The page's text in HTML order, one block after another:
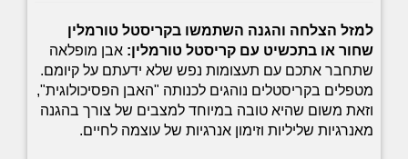
למזל הצלחה והגנה השתמשו בקריסטל טורמלין
שחור או בתכשיט עם קריסטל טורמלין: אבן מופלאה
שתחבר אתכם עם תעצומות נפש שלא ידעתם על קיומם.
מטפלים בקריסטלים נוהגים לכנותה "האבן הפסיכולוגית",
וזאת משום שהיא טובה במיוחד למצבים של צורך בהגנה
מאנרגיות שליליות וזימון אנרגיות של עוצמה לחיים.